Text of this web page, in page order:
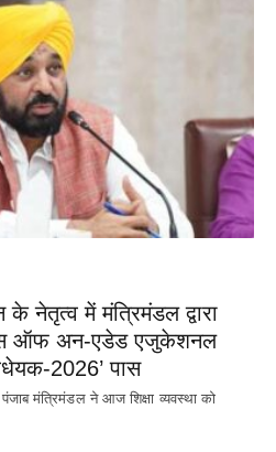
नेतृत्व में मंत्रिमंडल द्वारा
ऑफ अन-एडेड एजुकेशनल
2026’ पास
मंत्रिमंडल ने आज शिक्षा व्यवस्था को